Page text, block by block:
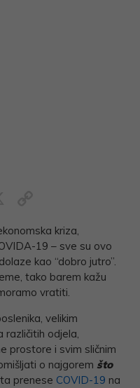
Link
kriza,
19 – sve su ovo
kao “dobro jutro”.
tako barem kažu
vratiti.
velikim
različitih odjela,
prostore i svim sličnim
o najgorem što
prenese COVID-19 na